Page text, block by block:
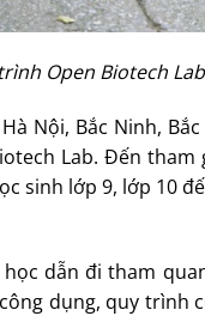
Open Biotech Lab
Nội, Bắc Ninh,
Lab. Đến
sinh lớp 9, lớp 10
dẫn đi tham
dụng, quy trình